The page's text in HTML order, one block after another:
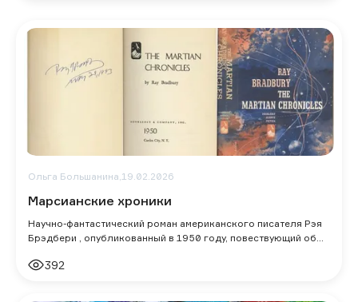
Ольга Большанина,19.02.2026
Марсианские хроники
Научно-фантастический роман американского писателя Рэя
Брэдбери , опубликованный в 1950 году, повествующий об
392